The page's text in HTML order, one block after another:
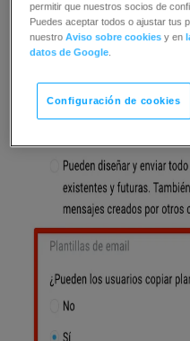
permitir que nuestros socios de
Puedes aceptar todos o ajustar tus
nuestroAviso sobre cookies y en
datos de Google
Configuración de cookies